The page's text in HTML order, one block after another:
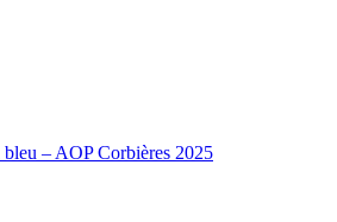
– AOP Corbières 2025